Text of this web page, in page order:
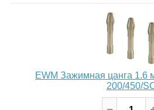
EWM Зажимная цанга 1.6
200/450/